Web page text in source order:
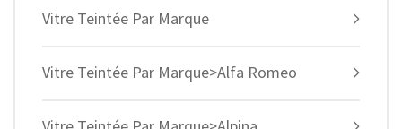
Vitre Teintée Par Marque
Vitre Teintée Par Marque>Alfa Romeo